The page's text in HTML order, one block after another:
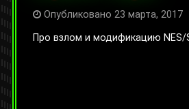
Опубликовано 23 марта, 2017
Про взлом и модификацию NES/